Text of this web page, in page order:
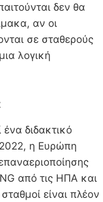
δεν θα
αν οι
σε σταθερούς
λογική
διδακτικό
η Ευρώπη
από τις ΗΠΑ και
είναι πλέον